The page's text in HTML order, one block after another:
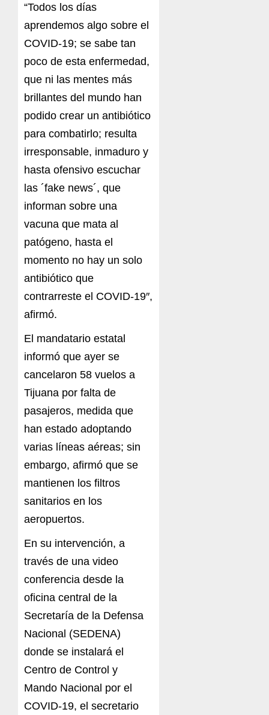
“Todos los días
aprendemos algo sobre el
COVID-19; se sabe tan
poco de esta enfermedad,
que ni las mentes más
brillantes del mundo han
podido crear un antibiótico
para combatirlo; resulta
irresponsable, inmaduro y
hasta ofensivo escuchar
las ´fake news´, que
informan sobre una
vacuna que mata al
patógeno, hasta el
momento no hay un solo
antibiótico que
contrarreste el COVID-19″,
afirmó.
El mandatario estatal
informó que ayer se
cancelaron 58 vuelos a
Tijuana por falta de
pasajeros, medida que
han estado adoptando
varias líneas aéreas; sin
embargo, afirmó que se
mantienen los filtros
sanitarios en los
aeropuertos.
En su intervención, a
través de una video
conferencia desde la
oficina central de la
Secretaría de la Defensa
Nacional (SEDENA)
donde se instalará el
Centro de Control y
Mando Nacional por el
COVID-19, el secretario